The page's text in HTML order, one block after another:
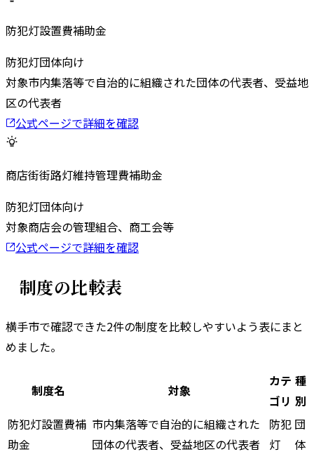
防犯灯設置費補助金
防犯灯団体向け
対象市内集落等で自治的に組織された団体の代表者、受益地
区の代表者
公式ページで詳細を確認
商店街街路灯維持管理費補助金
防犯灯団体向け
対象商店会の管理組合、商工会等
公式ページで詳細を確認
制度の比較表
横手市で確認できた2件の制度を比較しやすいよう表にまと
めました。
制度名 対象
カテ
ゴリ
種
別
防犯灯設置費補
助金
市内集落等で自治的に組織された
団体の代表者、受益地区の代表者
防犯
灯
団
体